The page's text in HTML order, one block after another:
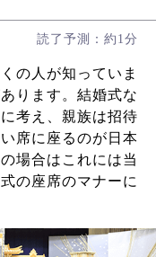
読了予測：約1分
の人が知っていま
ります。結婚式な
考え、親族は招待
席に座るのが日本
場合はこれには当
の座席のマナーに